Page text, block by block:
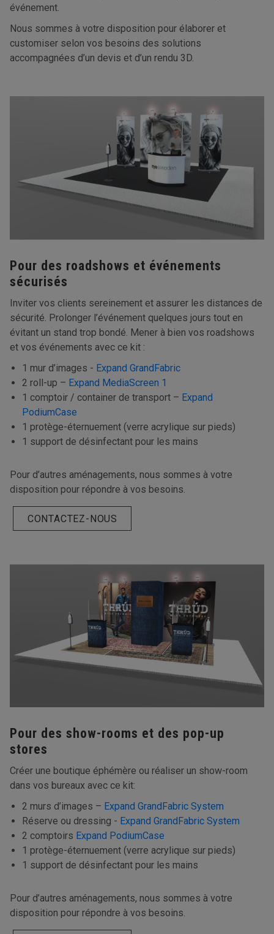
événement.
Nous sommes à votre disposition pour élaborer et
customiser selon vos besoins des solutions
accompagnées d’un devis et d’un rendu 3D.
Pour des roadshows et événements
sécurisés
Inviter vos clients sereinement et assurer les distances de
sécurité. Prolonger l’événement quelques jours tout en
évitant un stand trop bondé. Mener à bien vos roadshows
et vos événements avec ce kit :
1 mur d’images - Expand GrandFabric
2 roll-up – Expand MediaScreen 1
1 comptoir / container de transport – Expand
PodiumCase
1 protège-éternuement (verre acrylique sur pieds)
1 support de désinfectant pour les mains
Pour d’autres aménagements, nous sommes à votre
disposition pour répondre à vos besoins.
CONTACTEZ-NOUS
Pour des show-rooms et des pop-up
stores
Créer une boutique éphémère ou réaliser un show-room
dans vos bureaux avec ce kit:
2 murs d’images – Expand GrandFabric System
Réserve ou dressing - Expand GrandFabric System
2 comptoirs Expand PodiumCase
1 protège-éternuement (verre acrylique sur pieds)
1 support de désinfectant pour les mains
Pour d’autres aménagements, nous sommes à votre
disposition pour répondre à vos besoins.